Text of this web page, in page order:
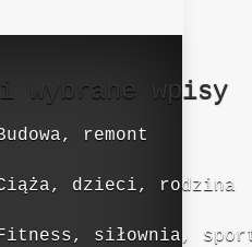
wybrane wpisy
remont
dzieci, rodzina
siłownia,